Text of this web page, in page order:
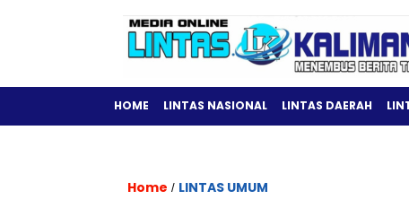
HOME LINTAS NASIONAL LINTAS DAERAH
Home / LINTAS UMUM